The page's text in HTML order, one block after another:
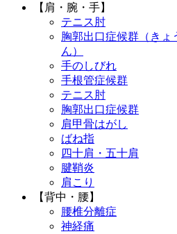
【肩・腕・手】
テニス肘
胸郭出口症候群（きょ
ん）
手のしびれ
手根管症候群
テニス肘
胸郭出口症候群
肩甲骨はがし
ばね指
四十肩・五十肩
腱鞘炎
肩こり
【背中・腰】
腰椎分離症
神経痛